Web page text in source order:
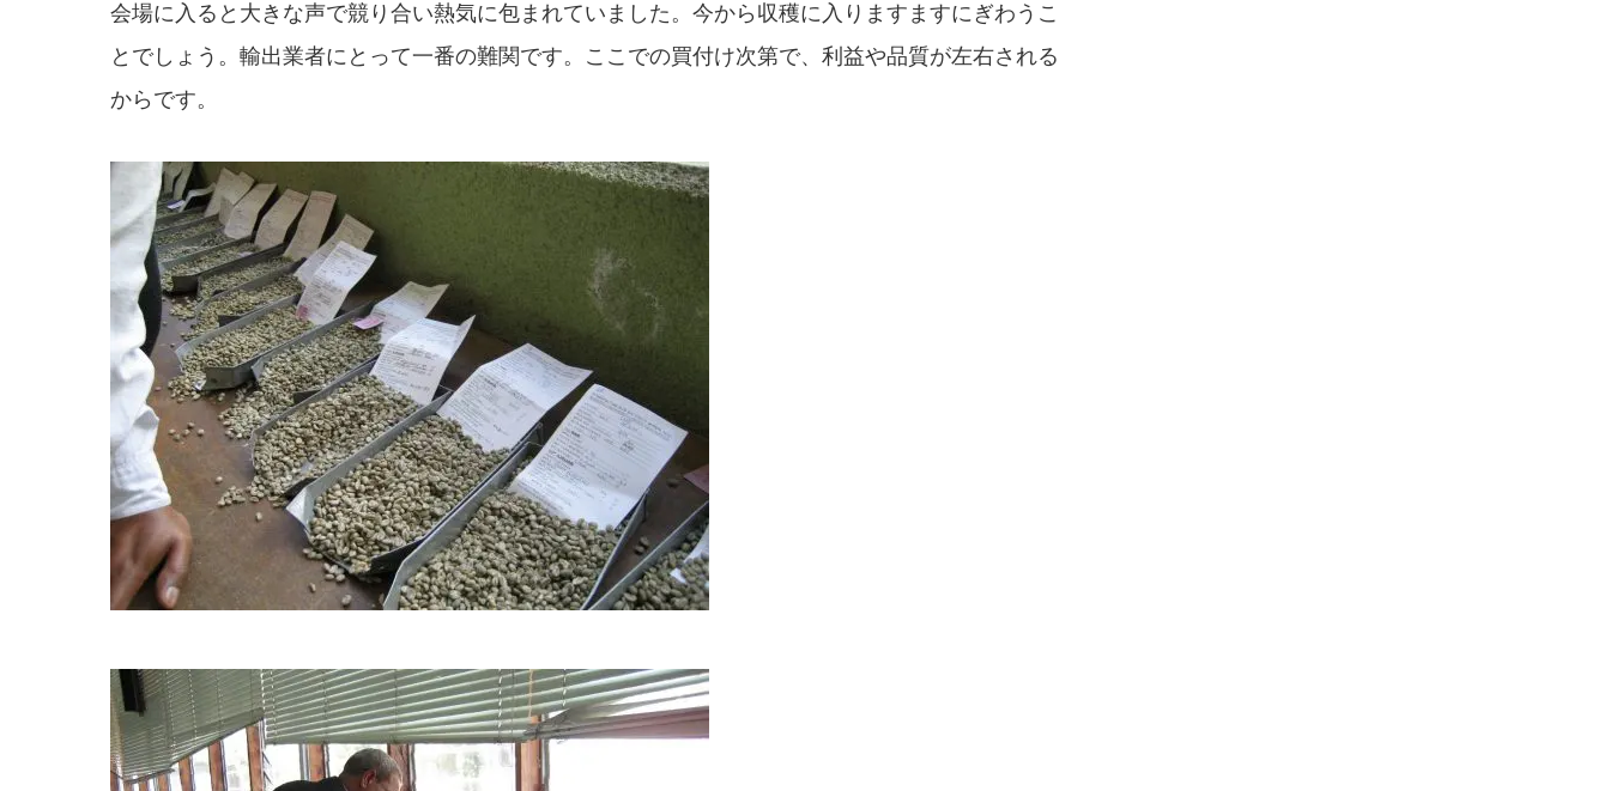
会場に入ると大きな声で競り合い熱気に包まれていました。今から収穫に入りますますにぎわうこ
とでしょう。輸出業者にとって一番の難関です。ここでの買付け次第で、利益や品質が左右される
からです。